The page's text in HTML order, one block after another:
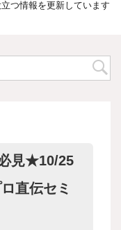
つ情報を更新しています
見★10/25
直伝セミ